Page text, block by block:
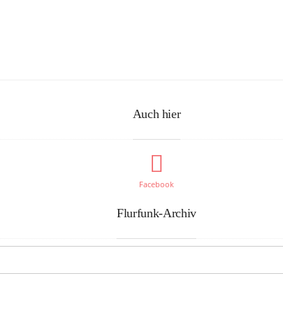
Auch hier
Facebook
Flurfunk-Archiv